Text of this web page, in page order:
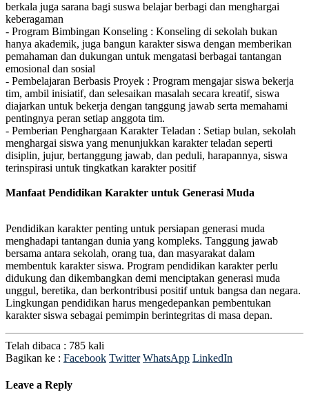
berkala juga sarana bagi suswa belajar berbagi dan menghargai
keberagaman
- Program Bimbingan Konseling : Konseling di sekolah bukan
hanya akademik, juga bangun karakter siswa dengan memberikan
pemahaman dan dukungan untuk mengatasi berbagai tantangan
emosional dan sosial
- Pembelajaran Berbasis Proyek : Program mengajar siswa bekerja
tim, ambil inisiatif, dan selesaikan masalah secara kreatif, siswa
diajarkan untuk bekerja dengan tanggung jawab serta memahami
pentingnya peran setiap anggota tim.
- Pemberian Penghargaan Karakter Teladan : Setiap bulan, sekolah
menghargai siswa yang menunjukkan karakter teladan seperti
disiplin, jujur, bertanggung jawab, dan peduli, harapannya, siswa
terinspirasi untuk tingkatkan karakter positif
Manfaat Pendidikan Karakter untuk Generasi Muda
Pendidikan karakter penting untuk persiapan generasi muda
menghadapi tantangan dunia yang kompleks. Tanggung jawab
bersama antara sekolah, orang tua, dan masyarakat dalam
membentuk karakter siswa. Program pendidikan karakter perlu
didukung dan dikembangkan demi menciptakan generasi muda
unggul, beretika, dan berkontribusi positif untuk bangsa dan negara.
Lingkungan pendidikan harus mengedepankan pembentukan
karakter siswa sebagai pemimpin berintegritas di masa depan.
Telah dibaca : 785 kali
Bagikan ke : Facebook Twitter WhatsApp LinkedIn
Leave a Reply